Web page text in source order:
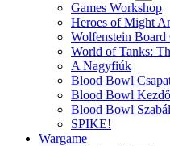
Games Workshop
Heroes of Might
Wolfenstein Board
World of Tanks:
A Nagyfiúk
Blood Bowl
Blood Bowl
Blood Bowl
SPIKE!
Wargame